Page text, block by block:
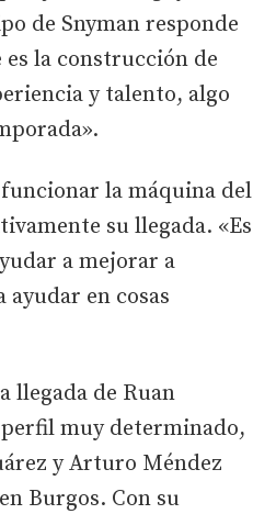
de Snyman responde
la construcción de
y talento, algo
funcionar la máquina del
su llegada. «Es
a mejorar a
en cosas
llegada de Ruan
muy determinado,
y Arturo Méndez
Burgos. Con su